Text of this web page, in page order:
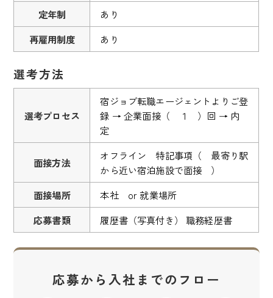
定年制
あり
再雇用制度
あり
選考方法
選考プロセス
宿ジョブ転職エージェントよりご登
録 → 企業面接（ １ ）回 → 内
定
面接方法
オフライン 特記事項（ 最寄り駅
から近い宿泊施設で面接 ）
面接場所
本社 or 就業場所
応募書類
履歴書（写真付き） 職務経歴書
応募から入社までのフロー